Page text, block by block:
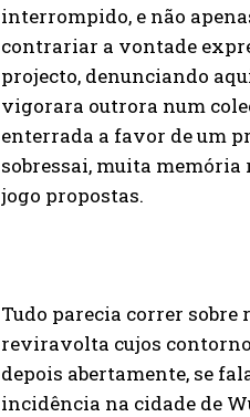
interrompido, e não
contrariar a vontade
projecto, denunciando
vigorara outrora num
enterrada a favor de um
sobressai, muita memória
jogo propostas.
Tudo parecia correr
reviravolta cujos
depois abertamente, se
incidência na cidade de